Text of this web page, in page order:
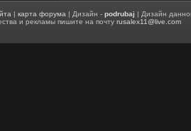
|карта форума | Дизайн -podrubaj | Дизайн
и рекламы пишите на почтуrusalex11@live.com